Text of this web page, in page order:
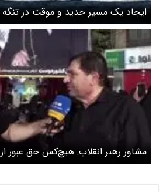
ایجاد یک مسیر جدید و موقت در تنگه
ها
مشاور رهبر انقلاب: هیچ‌کس حق عبور
ندارد